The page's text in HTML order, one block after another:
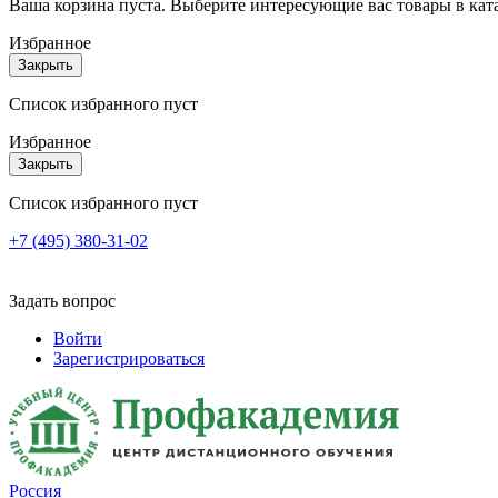
Ваша корзина пуста. Выберите интересующие вас товары в
Избранное
Закрыть
Список избранного пуст
Избранное
Закрыть
Список избранного пуст
+7 (495) 380-31-02
Задать вопрос
Войти
Зарегистрироваться
Россия